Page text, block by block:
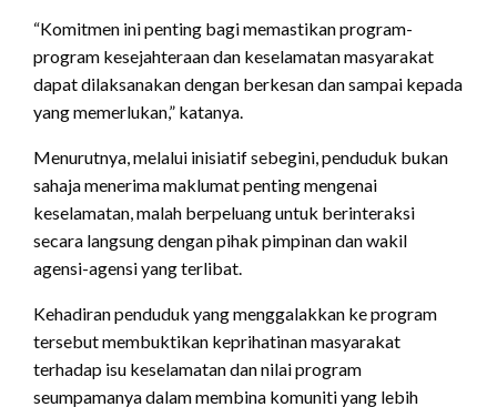
“Komitmen ini penting bagi memastikan program-
program kesejahteraan dan keselamatan masyarakat
dapat dilaksanakan dengan berkesan dan sampai kepada
yang memerlukan,” katanya.
Menurutnya, melalui inisiatif sebegini, penduduk bukan
sahaja menerima maklumat penting mengenai
keselamatan, malah berpeluang untuk berinteraksi
secara langsung dengan pihak pimpinan dan wakil
agensi-agensi yang terlibat.
Kehadiran penduduk yang menggalakkan ke program
tersebut membuktikan keprihatinan masyarakat
terhadap isu keselamatan dan nilai program
seumpamanya dalam membina komuniti yang lebih